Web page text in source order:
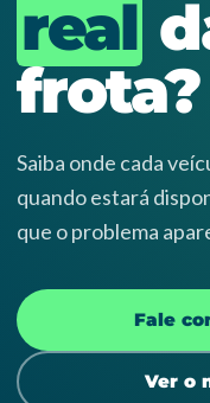
real
frota?
Saiba onde cada
quando estará
que o problema
Fale
Ver o